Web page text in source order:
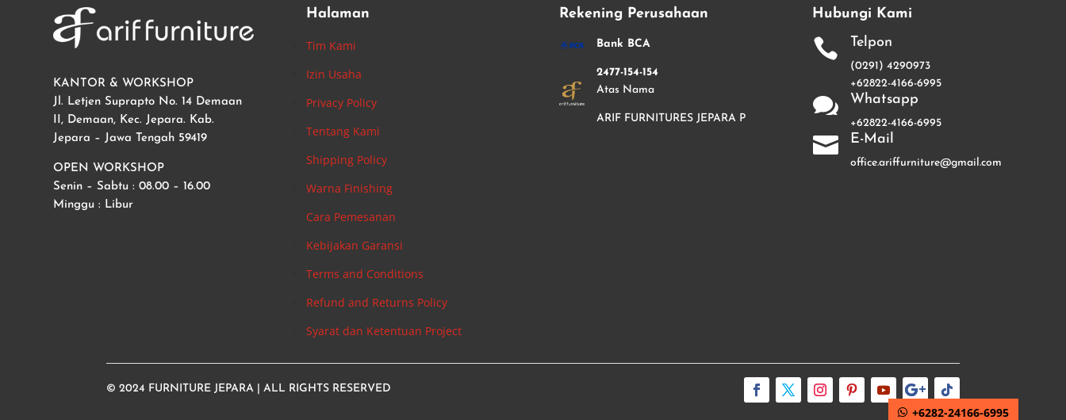
KANTOR & WORKSHOP
Jl. Letjen Suprapto No. 14 Demaan
II, Demaan, Kec. Jepara. Kab.
Jepara – Jawa Tengah 59419
OPEN WORKSHOP
Senin – Sabtu : 08.00 – 16.00
Minggu : Libur
Halaman
Tim Kami
Izin Usaha
Privacy Policy
Tentang Kami
Shipping Policy
Warna Finishing
Cara Pemesanan
Kebijakan Garansi
Terms and Conditions
Refund and Returns Policy
Syarat dan Ketentuan Project
Rekening Perusahaan
Bank BCA
2477-154-154
Atas Nama
ARIF FURNITURES JEPARA P
Hubungi Kami
 Telpon
(0291) 4290973
+62822-4166-6995
 Whatsapp
+62822-4166-6995
 E-Mail
office.ariffurniture@gmail.com
© 2024 FURNITURE JEPARA | ALL RIGHTS RESERVED
+6282-24166-6995